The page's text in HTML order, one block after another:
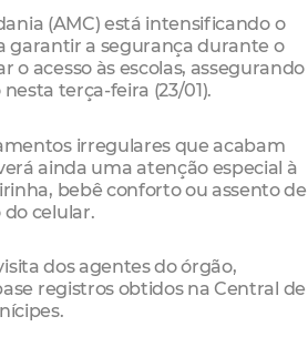
(AMC) está intensificando o
garantir a segurança durante o
acesso às escolas, assegurando
terça-feira (23/01).
irregulares que acabam
ainda uma atenção especial à
bebê conforto ou assento de
celular.
dos agentes do órgão,
registros obtidos na Central de